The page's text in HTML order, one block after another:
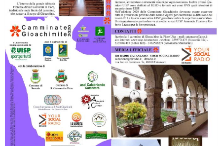
La formazione Uisp rallenta ma prosegue anche in estate